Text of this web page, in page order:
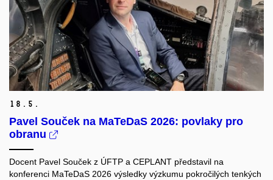
18. 5.
Pavel Souček na MaTeDaS 2026: povlaky pro
obranu
Docent Pavel Souček z ÚFTP a CEPLANT představil na
konferenci MaTeDaS 2026 výsledky výzkumu pokročilých tenkých